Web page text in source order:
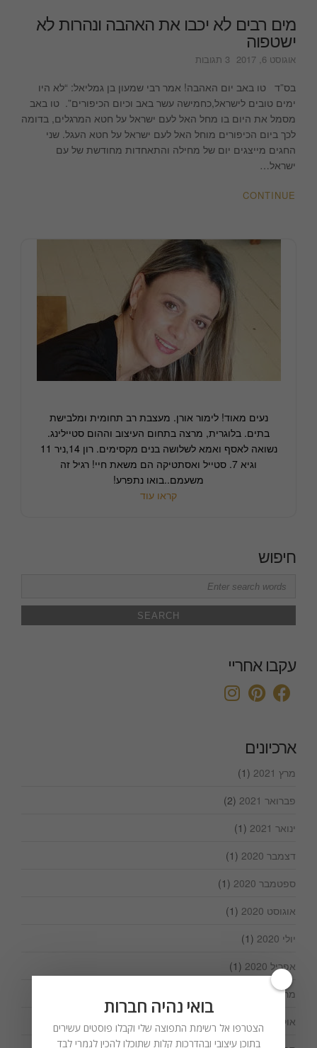
מים רבים לא יכבו את האהבה ונהרות לא
ישטפוה
אוגוסט 6, 2017 3 תגובות
רבים
לא
יכבו
את
האהבה
ונהרות
בס”ד טו באב יום האהבה! אמר רבי שמעון בן גמליאל: “לא היו
ימים טובים לישראל,כחמישה עשר באב וכיום הכיפורים”. טו באב
מסמל את היום בו מחל האל לעם ישראל על חטא המרגלים, בדומה
לכך ביום הכיפורים מוחל האל לעם ישראל על חטא העגל. שני
החגים מייצגים יום של מחילה והתאחדות מחודשת של עם
ישראל…
CONTINUE
נעים מאוד! לימור אורן. מעצבת רב תחומית ומלבישת
בתים. בלוגרית, מרצה בתחום העיצוב וההום סטיילינג.
נשואה לאסף ואמא לשלושה בנים מקסימים. רון 14,ניר 11
וגיא 7. סטייל ואסתטיקה הם משאת חיי! רגיל זה
משעמם..בואו נתפרע!
קראו עוד
חיפוש
Search
עקבו אחריי
ארכיונים
מרץ 2021
(1)
פברואר 2021
(2)
ינואר 2021
(1)
דצמבר 2020
(1)
ספטמבר 2020
(1)
אוגוסט 2020
(1)
יולי 2020
(1)
אפריל 2020
(1)
מרץ 2020
אוקטובר 2019
בואי נהיה חברות
הצטרפו אל רשימת התפוצה שלי וקבלו פוסטים עשירים
בתוכן עיצובי ובהדרכות קלות שתוכלו להכין לגמרי לבד